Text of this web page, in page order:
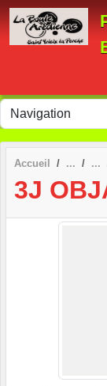
Accueil
3J
Panneau de